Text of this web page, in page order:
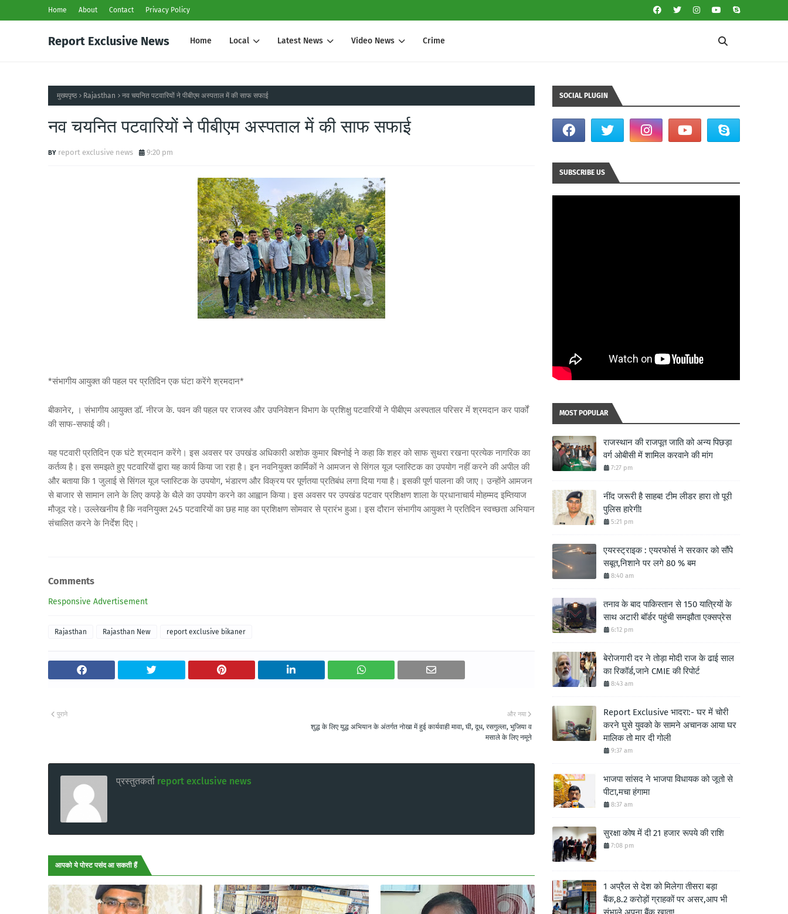
Home About Contact Privacy Policy
Report Exclusive News Home Local Latest News Video News Crime
मुख्यपृष्ठ Rajasthan नव चयनित पटवारियों ने पीबीएम अस्पताल में की साफ सफाई
नव चयनित पटवारियों ने पीबीएम अस्पताल में की साफ सफाई
report exclusive news 9:20 pm
*संभागीय आयुक्त की पहल पर प्रतिदिन एक घंटा करेंगे श्रमदान*
बीकानेर, । संभागीय आयुक्त डॉ. नीरज के. पवन की पहल पर राजस्व और उपनिवेशन विभाग के प्रशिक्षु पटवारियों ने पीबीएम अस्पताल परिसर में श्रमदान कर पार्कों
की साफ-सफाई की।
यह पटवारी प्रतिदिन एक घंटे श्रमदान करेंगे। इस अवसर पर उपखंड अधिकारी अशोक कुमार बिश्नोई ने कहा कि शहर को साफ सुथरा रखना प्रत्येक नागरिक का
कर्तव्य है। इस समझते हुए पटवारियों द्वारा यह कार्य किया जा रहा है। इन नवनियुक्त कार्मिकों ने आमजन से सिंगल यूज प्लास्टिक का उपयोग नहीं करने की अपील की
और बताया कि 1 जुलाई से सिंगल यूज प्लास्टिक के उपयोग, भंडारण और विक्रय पर पूर्णतया प्रतिबंध लगा दिया गया है। इसकी पूर्ण पालना की जाए। उन्होंने आमजन
से बाजार से सामान लाने के लिए कपड़े के थैले का उपयोग करने का आह्वान किया। इस अवसर पर उपखंड पटवार प्रशिक्षण शाला के प्रधानाचार्य मोहम्मद इम्तियाज
मौजूद रहे। उल्लेखनीय है कि नवनियुक्त 245 पटवारियों का छह माह का प्रशिक्षण सोमवार से प्रारंभ हुआ। इस दौरान संभागीय आयुक्त ने प्रतिदिन स्वच्छता अभियान
संचालित करने के निर्देश दिए।
Comments
Responsive Advertisement
Rajasthan Rajasthan New report exclusive bikaner
और नया
शुद्ध के लिए युद्ध अभियान के अंतर्गत नोखा में हुई कार्यवाही मावा, घी, दूध, रसगुल्ला, भुजिया व
मसाले के लिए नमूने
पुराने
प्रस्तुतकर्ता report exclusive news
आपको ये पोस्ट पसंद आ सकती हैं
SOCIAL PLUGIN
SUBSCRIBE US
MOST POPULAR
राजस्थान की राजपूत जाति को अन्य पिछड़ा
वर्ग ओबीसी में शामिल करवाने की मांग
7:27 pm
नींद जरूरी है साहब! टीम लीडर हारा तो पूरी
पुलिस हारेगी!
5:21 pm
एयरस्ट्राइक : एयरफोर्स ने सरकार को सौंपे
सबूत,निशाने पर लगे 80 % बम
8:40 am
तनाव के बाद पाकिस्तान से 150 यात्रियों के
साथ अटारी बॉर्डर पहुंची समझौता एक्सप्रेस
6:12 pm
बेरोजगारी दर ने तोड़ा मोदी राज के ढाई साल
का रिकॉर्ड,जाने CMIE की रिपोर्ट
8:43 am
Report Exclusive भादरा:- घर में चोरी
करने घुसे युवको के सामने अचानक आया घर
मालिक तो मार दी गोली
9:37 am
भाजपा सांसद ने भाजपा विधायक को जूतो से
पीटा,मचा हंगामा
8:37 am
सुरक्षा कोष में दी 21 हजार रूपये की राशि
7:08 pm
1 अप्रैल से देश को मिलेगा तीसरा बड़ा
बैंक,8.2 करोड़ों ग्राहकों पर असर,आप भी